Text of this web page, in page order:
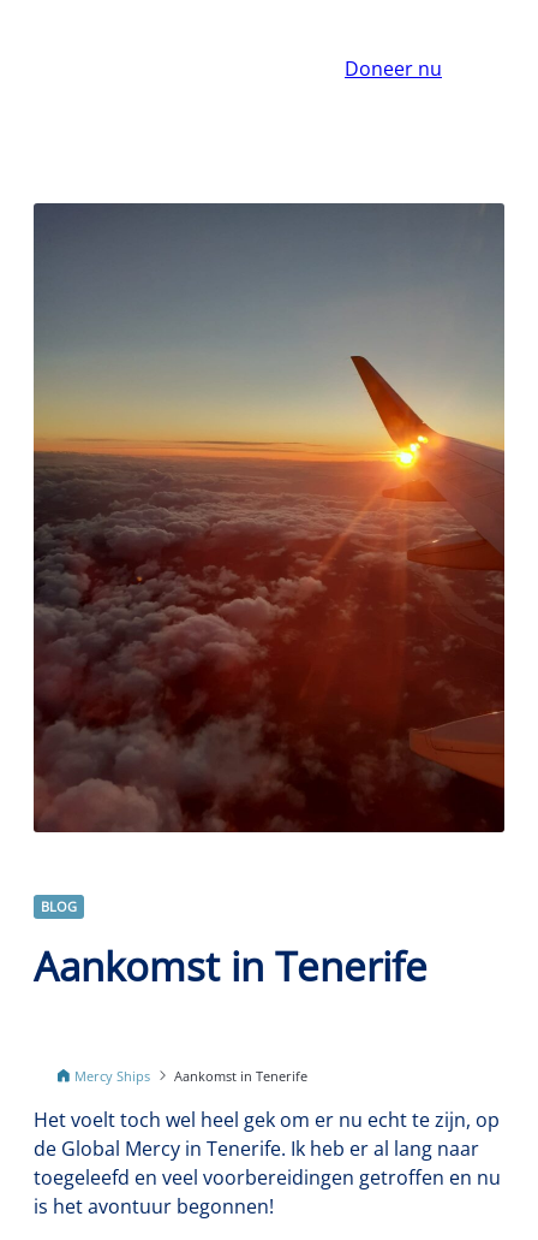
Doneer nu
BLOG
Aankomst in Tenerife
Mercy Ships Aankomst in Tenerife
Het voelt toch wel heel gek om er nu echt te zijn, op
de Global Mercy in Tenerife. Ik heb er al lang naar
toegeleefd en veel voorbereidingen getroffen en nu
is het avontuur begonnen!